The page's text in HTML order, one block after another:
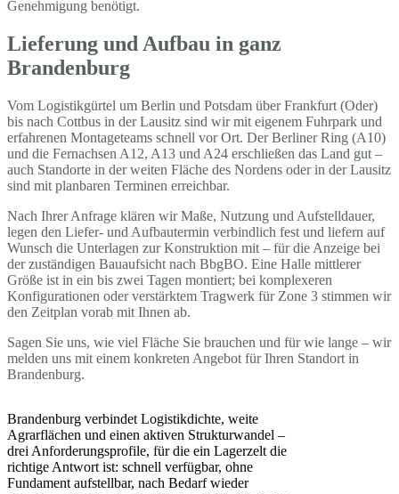
Genehmigung benötigt.
Lieferung und Aufbau in ganz
Brandenburg
Vom Logistikgürtel um Berlin und Potsdam über Frankfurt (Oder)
bis nach Cottbus in der Lausitz sind wir mit eigenem Fuhrpark und
erfahrenen Montageteams schnell vor Ort. Der Berliner Ring (A10)
und die Fernachsen A12, A13 und A24 erschließen das Land gut –
auch Standorte in der weiten Fläche des Nordens oder in der Lausitz
sind mit planbaren Terminen erreichbar.
Nach Ihrer Anfrage klären wir Maße, Nutzung und Aufstelldauer,
legen den Liefer- und Aufbautermin verbindlich fest und liefern auf
Wunsch die Unterlagen zur Konstruktion mit – für die Anzeige bei
der zuständigen Bauaufsicht nach BbgBO. Eine Halle mittlerer
Größe ist in ein bis zwei Tagen montiert; bei komplexeren
Konfigurationen oder verstärktem Tragwerk für Zone 3 stimmen wir
den Zeitplan vorab mit Ihnen ab.
Sagen Sie uns, wie viel Fläche Sie brauchen und für wie lange – wir
melden uns mit einem konkreten Angebot für Ihren Standort in
Brandenburg.
Brandenburg verbindet Logistikdichte, weite
Agrarflächen und einen aktiven Strukturwandel –
drei Anforderungsprofile, für die ein Lagerzelt die
richtige Antwort ist: schnell verfügbar, ohne
Fundament aufstellbar, nach Bedarf wieder